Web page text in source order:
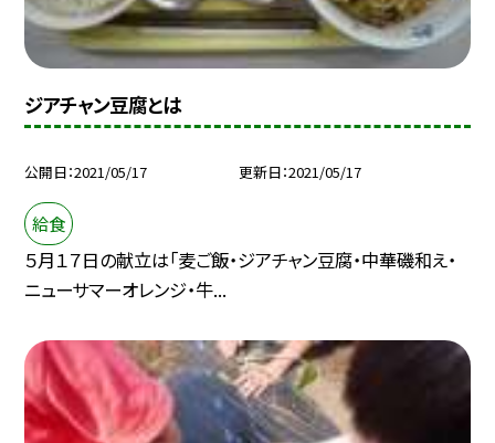
ジアチャン豆腐とは
公開日 2021/05/17 更新日 2021/05/17
給食
５月１７日の献立は「麦ご飯・ジアチャン豆腐・中華磯和え・
ニューサマーオレンジ・牛...